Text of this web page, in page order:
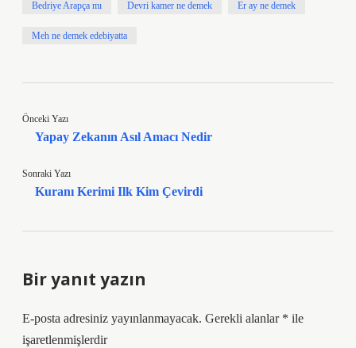
Bedriye Arapça mı Devri kamer ne demek Er ay ne demek
Meh ne demek edebiyatta
Önceki Yazı
Yapay Zekanın Asıl Amacı Nedir
Sonraki Yazı
Kuranı Kerimi Ilk Kim Çevirdi
Bir yanıt yazın
E-posta adresiniz yayınlanmayacak. Gerekli alanlar * ile
işaretlenmişlerdir